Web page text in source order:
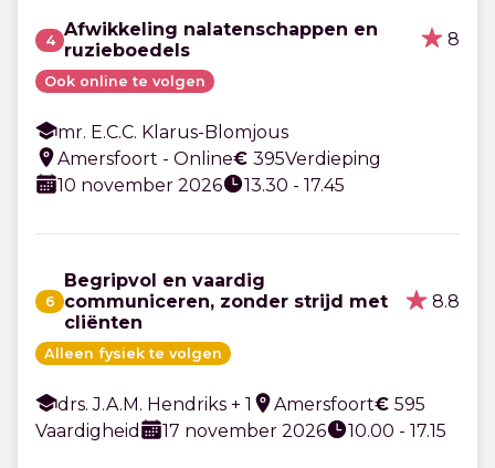
4 Afwikkeling nalatenschappen en
ruzieboedels
8
Ook online te volgen
mr. E.C.C. Klarus-Blomjous
Amersfoort - Online€ 395Verdieping
10 november 2026
13.30 - 17.45
6
Begripvol en vaardig
communiceren, zonder strijd met
cliënten
8.8
Alleen fysiek te volgen
drs. J.A.M. Hendriks + 1 Amersfoort€ 595
Vaardigheid
17 november 2026 10.00 - 17.15